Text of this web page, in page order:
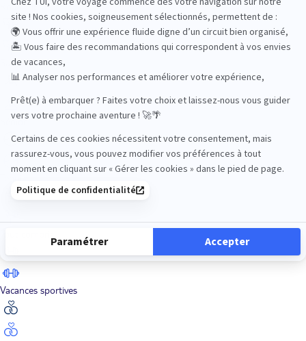
Road Trips
Safari
Sénior
Vacances sportives